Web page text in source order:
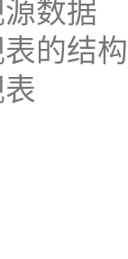
数据
的结构